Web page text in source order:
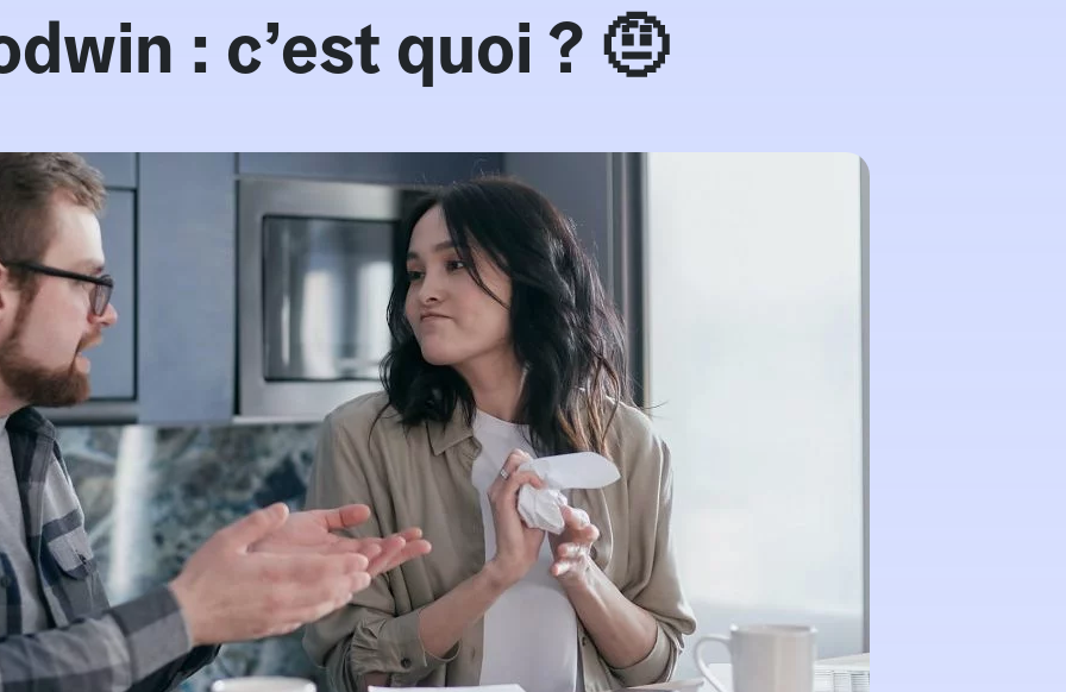
: c’est quoi ? 🤨